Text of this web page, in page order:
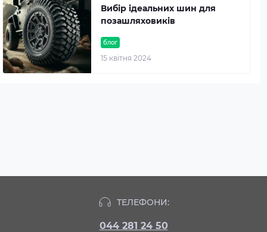
блог
15 квітня 2024
Вибір ідеальних шин для
позашляховиків
ТЕЛЕФОНИ:
044 281 24 50